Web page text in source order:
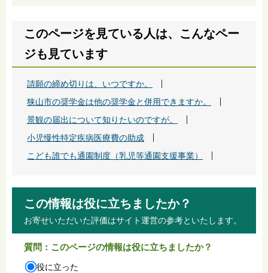
このページを見ている人は、こんなペー
ジも見ています
請願の締め切りは、いつですか。
狭山市の奨学金は他の奨学金と併用できますか。
景観の届出について知りたいのですが。
小児慢性特定疾病医療費の助成
こども誰でも通園制度（乳児等通園支援事業）
この情報は役に立ちましたか？
お寄せいただいた評価はサイト運営の参考といたします。
質問：このページの情報は役に立ちましたか？
役に立った